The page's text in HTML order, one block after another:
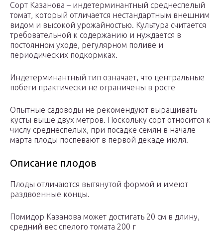
Сорт Казанова – индетерминантный среднеспелый
томат, который отличается нестандартным внешним
видом и высокой урожайностью. Культура считается
требовательной к содержанию и нуждается в
постоянном уходе, регулярном поливе и
периодических подкормках.
Индетерминантный тип означает, что центральные
побеги практически не ограничены в росте
Опытные садоводы не рекомендуют выращивать
кусты выше двух метров. Поскольку сорт относится к
числу среднеспелых, при посадке семян в начале
марта плоды поспевают в первой декаде июля.
Описание плодов
Плоды отличаются вытянутой формой и имеют
раздвоенные концы.
Помидор Казанова может достигать 20 см в длину,
средний вес спелого томата 200 г